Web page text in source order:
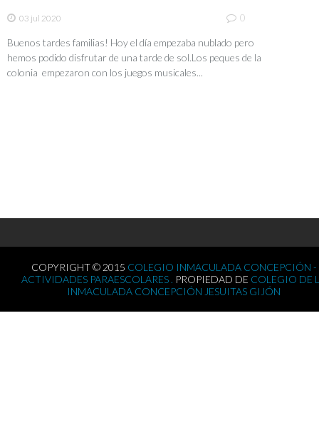
03 jul 2020 0
Buenos tardes familias! Hoy el día empezaba nublado pero
hemos podido disfrutar de una tarde de sol.Los peques de la
colonia empezaron con los juegos musicales...
COPYRIGHT © 2015 COLEGIO INMACULADA CONCEPCIÓN -
ACTIVIDADES PARAESCOLARES . PROPIEDAD DE COLEGIO DE
INMACULADA CONCEPCIÓN JESUITAS GIJÓN